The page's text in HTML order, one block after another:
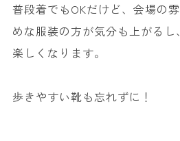
普段着でもOKだけど、会場の
めな服装の方が気分も上がる
楽しくなります。
歩きやすい靴も忘れずに！